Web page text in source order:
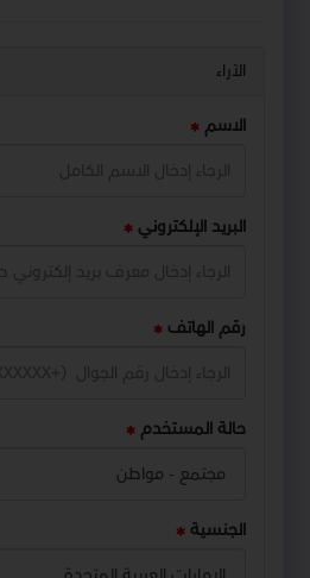
الآراء
الاسم
البريد الإلكتروني
رقم الهاتف
حالة المستخدم
الجنسية